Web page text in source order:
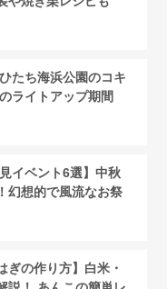
たち海浜公園のコキ
ライトアップ期間
イベント6選】中秋
幻想的で風流なお祭
ぎの作り方】白米・